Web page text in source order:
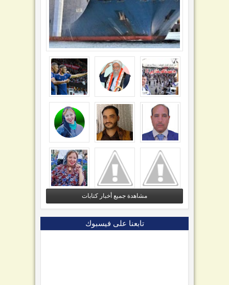
مشاهدة جميع أخبار كتابات
تابعنا على فيسبوك